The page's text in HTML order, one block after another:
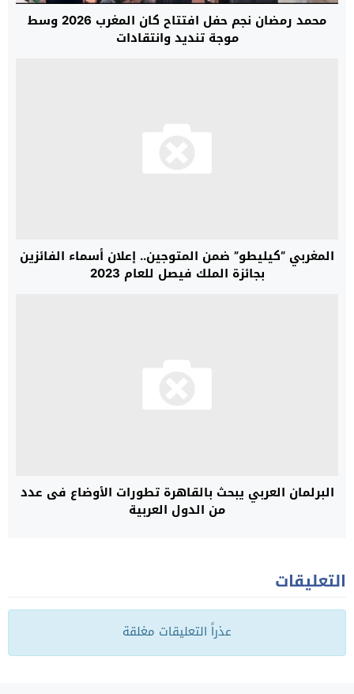
محمد رمضان نجم حفل افتتاح كان المغرب 2026 وسط
موجة تنديد وانتقادات
المغربي “كيليطو” ضمن المتوجين.. إعلان أسماء الفائزين
بجائزة الملك فيصل للعام 2023
البرلمان العربي يبحث بالقاهرة تطورات الأوضاع فى عدد
من الدول العربية
التعليقات
عذراً التعليقات مغلقة